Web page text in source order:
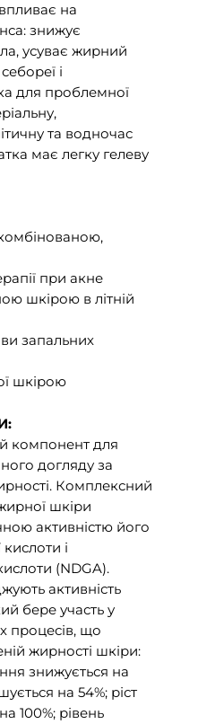
на
знижує
усуває жирний
і
для проблемної
та водночас
має легку гелеву
при акне
шкірою в літній
запальних
шкірою
компонент для
догляду за
Комплексний
шкіри
активністю його
і
(NDGA).
активність
бере участь у
процесів, що
жирності шкіри:
знижується на
на 54%; ріст
100%; рівень